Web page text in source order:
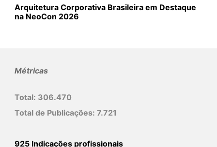
Arquitetura Corporativa Brasileira em Destaque
na NeoCon 2026
Métricas
Total: 306.470
Total de Publicações: 7.721
925 Indicações profissionais